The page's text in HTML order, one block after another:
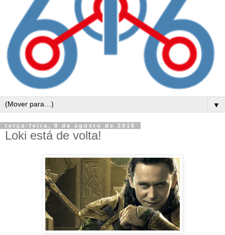
▼
terça-feira, 9 de agosto de 2016
Loki está de volta!